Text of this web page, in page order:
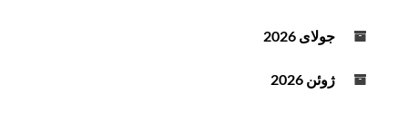
ه
و
جولای 2026
ژوئن 2026